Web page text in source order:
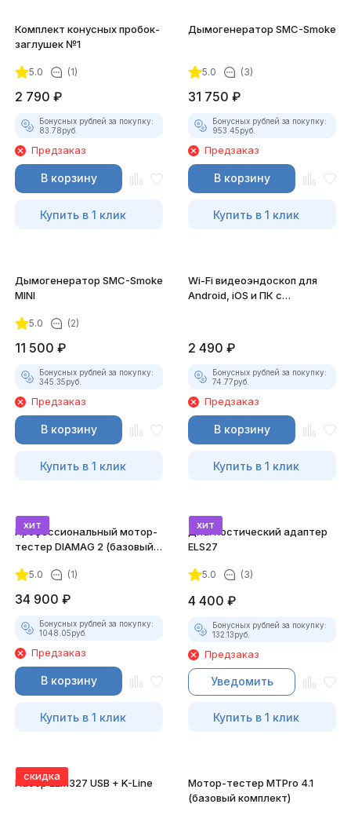
Комплект конусных пробок-
заглушек №1
5.0 (1)
2 790 ₽
Бонусных рублей за покупку:
83.78руб.
Предзаказ
В корзину
Купить в 1 клик
Дымогенератор SMC-Smoke
5.0 (3)
31 750 ₽
Бонусных рублей за покупку:
953.45руб.
Предзаказ
В корзину
Купить в 1 клик
Дымогенератор SMC-Smoke
MINI
5.0 (2)
11 500 ₽
Бонусных рублей за покупку:
345.35руб.
Предзаказ
В корзину
Купить в 1 клик
Wi-Fi видеоэндоскоп для
Android, iOS и ПК с
2 490 ₽
Бонусных рублей за покупку:
74.77руб.
Предзаказ
В корзину
Купить в 1 клик
хит
Профессиональный мотор-
тестер DIAMAG 2 (базовый
5.0 (1)
34 900 ₽
Бонусных рублей за покупку:
1048.05руб.
Предзаказ
В корзину
Купить в 1 клик
хит
Диагностический адаптер
ELS27
5.0 (3)
4 400 ₽
Бонусных рублей за покупку:
132.13руб.
Предзаказ
Уведомить
Купить в 1 клик
скидка
Набор ELM327 USB + K-Line
Мотор-тестер MTPro 4.1
(базовый комплект)